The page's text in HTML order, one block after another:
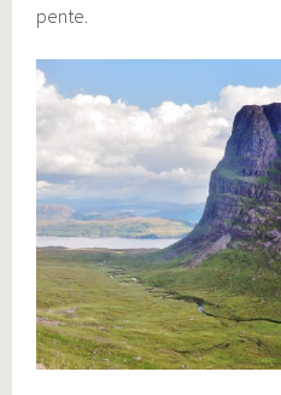
pente.